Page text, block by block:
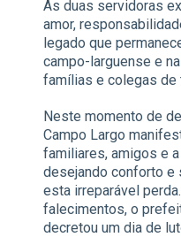
As duas servidoras
amor,
legado que
campo-larguense e
famílias e colegas de
Neste momento de
Campo Largo
familiares, amigos e
desejando conforto e
esta irreparável
falecimentos, o
decretou um dia de